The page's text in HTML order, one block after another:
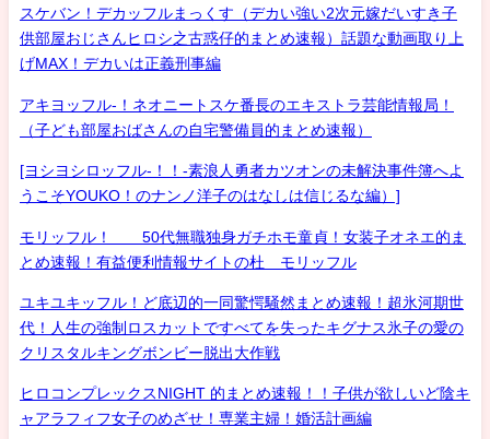
スケバン！デカッフルまっくす（デカい強い2次元嫁だいすき子
供部屋おじさんヒロシ之古惑仔的まとめ速報）話題な動画取り上
げMAX！デカいは正義刑事編
アキヨッフル-！ネオニートスケ番長のエキストラ芸能情報局！
（子ども部屋おばさんの自宅警備員的まとめ速報）
[ヨシヨシロッフル-！！-素浪人勇者カツオンの未解決事件簿へよ
うこそYOUKO！のナンノ洋子のはなしは信じるな編）]
モリッフル！ 50代無職独身ガチホモ童貞！女装子オネエ的ま
とめ速報！有益便利情報サイトの杜 モリッフル
ユキユキッフル！ど底辺的一同驚愕騒然まとめ速報！超氷河期世
代！人生の強制ロスカットですべてを失ったキグナス氷子の愛の
クリスタルキングボンビー脱出大作戦
ヒロコンプレックスNIGHT 的まとめ速報！！子供が欲しいど陰キ
ャアラフィフ女子のめざせ！専業主婦！婚活計画編